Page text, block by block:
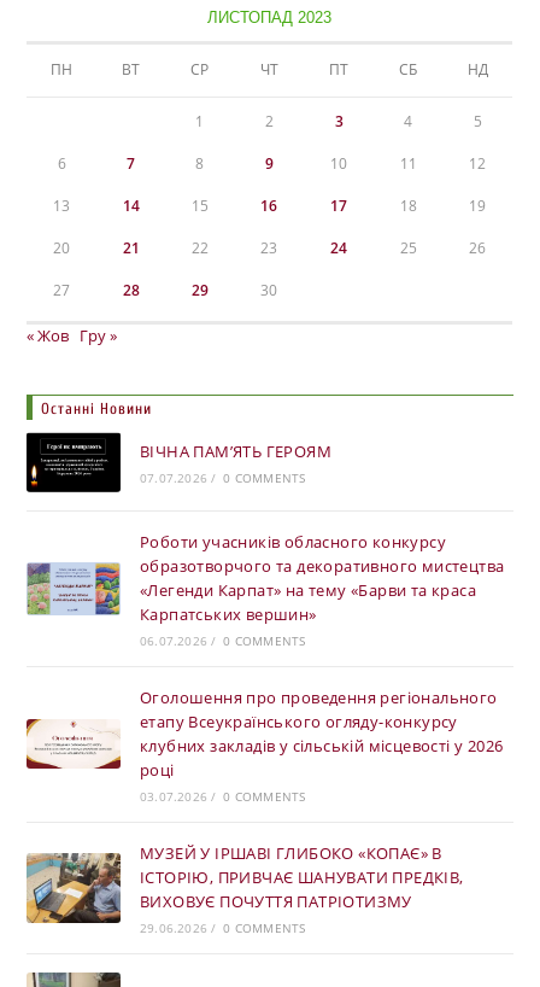
ЛИСТОПАД 2023
ПН ВТ СР ЧТ ПТ СБ НД
1 2 3 4 5
6 7 8 9 10 11 12
13 14 15 16 17 18 19
20 21 22 23 24 25 26
27 28 29 30
« Жов Гру »
Останні Новини
ВІЧНА ПАМ’ЯТЬ ГЕРОЯМ
07.07.2026 / 0 COMMENTS
Роботи учасників обласного конкурсу
образотворчого та декоративного мистецтва
«Легенди Карпат» на тему «Барви та краса
Карпатських вершин»
06.07.2026 / 0 COMMENTS
Оголошення про проведення регіонального
етапу Всеукраїнського огляду-конкурсу
клубних закладів у сільській місцевості у 2026
році
03.07.2026 / 0 COMMENTS
МУЗЕЙ У ІРШАВІ ГЛИБОКО «КОПАЄ» В
ІСТОРІЮ, ПРИВЧАЄ ШАНУВАТИ ПРЕДКІВ,
ВИХОВУЄ ПОЧУТТЯ ПАТРІОТИЗМУ
29.06.2026 / 0 COMMENTS